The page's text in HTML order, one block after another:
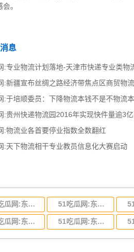
。
息
:专业物流计划落地-天津市快递专业类物
:新疆宣布丝绸之路经济带焦点区商贸物
:于培顺委员：下降物流本钱不是不物流
:贵州快递物流园2016年实现快件量逾3
:物流业各首要停业指数全数翻红
:天下物流相干专业教员信息化大赛启动
51吃瓜网:东莞到甘肃省物流运输,东莞到甘肃省物流公司 51吃瓜网:东莞到陕西省物流运输,东莞到陕西省物流公司
51吃瓜网:东莞到浙江省物流运输,东莞到浙江省物流公司 51吃瓜网:东莞到福建省物流运输,东莞到福建省物流公司